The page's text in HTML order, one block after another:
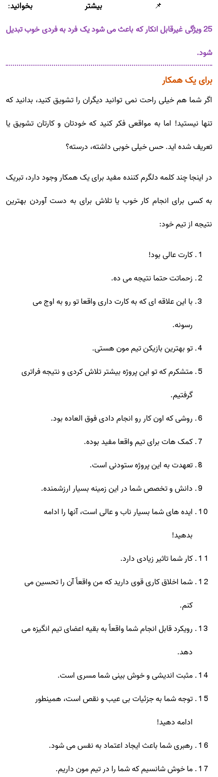
📌 بیشتر بخوانید:
25 ویژگی غیرقابل انکار که باعث می شود یک فرد به فردی خوب تبدیل
شود.
برای یک همکار
اگر شما هم خیلی راحت نمی توانید دیگران را تشویق کنید، بدانید که
تنها نیستید! اما به مواقعی فکر کنید که خودتان و کارتان تشویق یا
تعریف شده اید. حس خیلی خوبی داشته، درسته؟
در اینجا چند کلمه دلگرم کننده مفید برای یک همکار وجود دارد، تبریک
به کسی برای انجام کار خوب یا تلاش برای به دست آوردن بهترین
نتیجه از تیم خود:
کارت عالی بود!
زحماتت حتما نتیجه می ده.
با این علاقه ای که به کارت داری واقعا تو رو به اوج می
رسونه.
تو بهترین بازیکن تیم مون هستی.
متشکرم که تو این پروژه بیشتر تلاش کردی و نتیجه فراتری
گرفتیم.
روشی که اون کار رو انجام دادی فوق العاده بود.
کمک هات برای تیم واقعا مفید بوده.
تعهدت به این پروژه ستودنی است.
دانش و تخصص شما در این زمینه بسیار ارزشمنده.
ایده های شما بسیار ناب و عالی است، آنها را ادامه
بدهید!
کار شما تاثیر زیادی دارد.
شما اخلاق کاری قوی دارید که من واقعاً آن را تحسین می
کنم.
رویکرد قابل انجام شما واقعاً به بقیه اعضای تیم انگیزه می
دهد.
مثبت اندیشی و خوش بینی شما مسری است.
توجه شما به جزئیات بی عیب و نقص است، همینطور
ادامه دهید!
رهبری شما باعث ایجاد اعتماد به نفس می شود.
ما خوش شانسیم که شما را در تیم مون داریم.